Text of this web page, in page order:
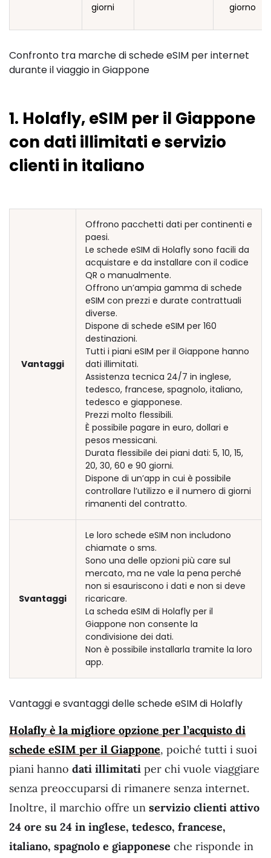
giorni
giorno
Confronto tra marche di schede eSIM per internet
durante il viaggio in Giappone
1. Holafly, eSIM per il Giappone
con dati illimitati e servizio
clienti in italiano
Vantaggi
Offrono pacchetti dati per continenti e
paesi.
Le schede eSIM di Holafly sono facili da
acquistare e da installare con il codice
QR o manualmente.
Offrono un’ampia gamma di schede
eSIM con prezzi e durate contrattuali
diverse.
Dispone di schede eSIM per 160
destinazioni.
Tutti i piani eSIM per il Giappone hanno
dati illimitati.
Assistenza tecnica 24/7 in inglese,
tedesco, francese, spagnolo, italiano,
tedesco e giapponese.
Prezzi molto flessibili.
È possibile pagare in euro, dollari e
pesos messicani.
Durata flessibile dei piani dati: 5, 10, 15,
20, 30, 60 e 90 giorni.
Dispone di un’app in cui è possibile
controllare l’utilizzo e il numero di giorni
rimanenti del contratto.
Svantaggi
Le loro schede eSIM non includono
chiamate o sms.
Sono una delle opzioni più care sul
mercato, ma ne vale la pena perché
non si esauriscono i dati e non si deve
ricaricare.
La scheda eSIM di Holafly per il
Giappone non consente la
condivisione dei dati.
Non è possibile installarla tramite la loro
app.
Vantaggi e svantaggi delle schede eSIM di Holafly
Holafly è la migliore opzione per l’acquisto di
schede eSIM per il Giappone, poiché tutti i suoi
piani hanno dati illimitati per chi vuole viaggiare
senza preoccuparsi di rimanere senza internet.
Inoltre, il marchio offre un servizio clienti attivo
24 ore su 24 in inglese, tedesco, francese,
italiano, spagnolo e giapponese che risponde in